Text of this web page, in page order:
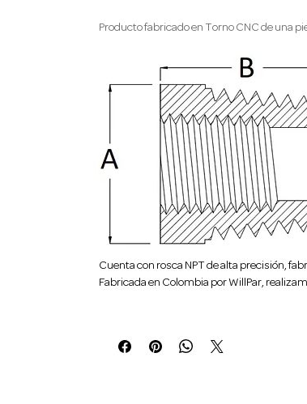
Producto fabricado en Torno CNC de una
Cuenta con rosca NPT de alta precisión,
Fabricada en Colombia por WillPar,